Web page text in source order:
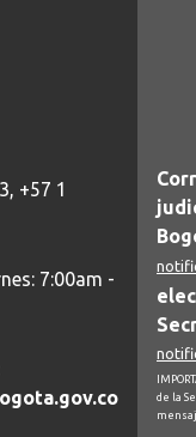
+57 1
7:00am -
de la